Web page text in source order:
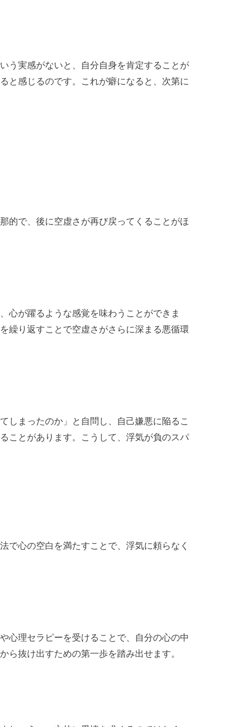
う実感がないと、自分自身を肯定することが
と感じるのです。これが癖になると、次第に
的で、後に空虚さが再び戻ってくることがほ
心が躍るような感覚を味わうことができま
繰り返すことで空虚さがさらに深まる悪循環
しまったのか」と自問し、自己嫌悪に陥るこ
ことがあります。こうして、浮気が負のスパ
で心の空白を満たすことで、浮気に頼らなく
心理セラピーを受けることで、自分の心の中
抜け出すための第一歩を踏み出せます。